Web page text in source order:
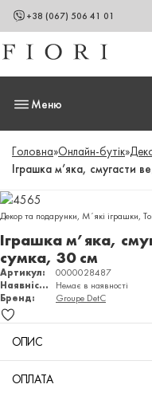
+38 (067) 506 41 01
Меню
Головна»Онлайн-бутік»
Іграшка м’яка, смугасти
Декор та подарунки, Мʼякі іграшки,
Іграшка м’яка,
сумка, 30 см
Артикул:
0000028487
Наявність:
Немає в наявності
Бренд:
Groupe DetC
ОПИС
ОПЛАТА